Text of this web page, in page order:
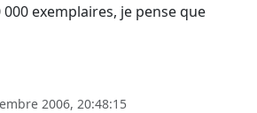
exemplaires, je pense que
2006, 20:48:15